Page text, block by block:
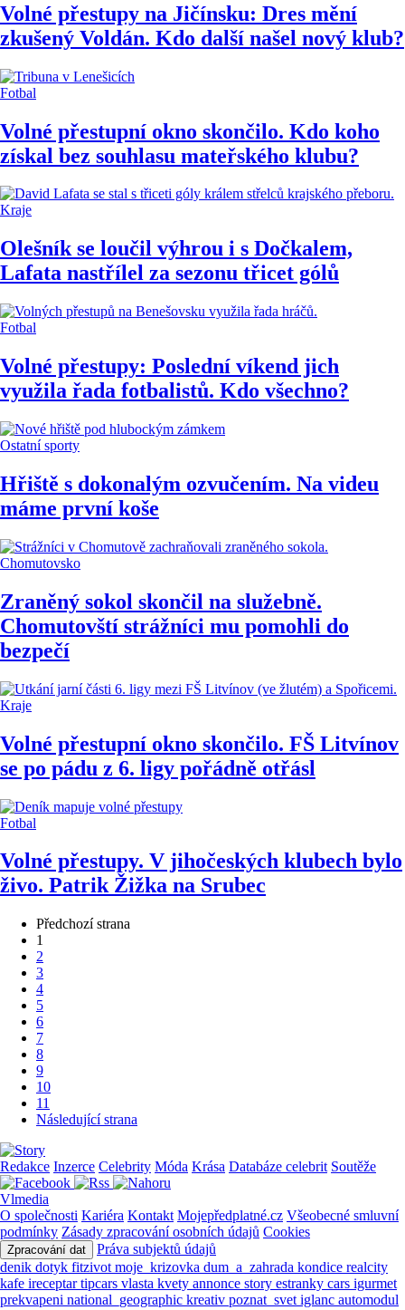
Volné přestupy na Jičínsku: Dres mění
zkušený Voldán. Kdo další našel nový klub?
Fotbal
Volné přestupní okno skončilo. Kdo koho
získal bez souhlasu mateřského klubu?
Kraje
Olešník se loučil výhrou i s Dočkalem,
Lafata nastřílel za sezonu třicet gólů
Fotbal
Volné přestupy: Poslední víkend jich
využila řada fotbalistů. Kdo všechno?
Ostatní sporty
Hřiště s dokonalým ozvučením. Na videu
máme první koše
Chomutovsko
Zraněný sokol skončil na služebně.
Chomutovští strážníci mu pomohli do
bezpečí
Kraje
Volné přestupní okno skončilo. FŠ Litvínov
se po pádu z 6. ligy pořádně otřásl
Fotbal
Volné přestupy. V jihočeských klubech bylo
živo. Patrik Žižka na Srubec
Předchozí strana
1
2
3
4
5
6
7
8
9
10
11
Následující strana
Redakce Inzerce Celebrity Móda Krása Databáze celebrit Soutěže
Vlmedia
O společnosti Kariéra Kontakt Mojepředplatné.cz Všeobecné smluvní
podmínky Zásady zpracování osobních údajů Cookies
Zpracování dat
Práva subjektů údajů
denik dotyk fitzivot moje_krizovka dum_a_zahrada kondice realcity
kafe ireceptartipcars vlasta kvety annonce story estranky cars igurmet
prekvapeni national_geographic kreativ poznat_svet iglanc automodul